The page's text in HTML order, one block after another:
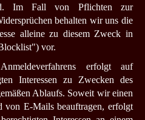
Im Fall von Pflichten zur
behalten wir uns die
alleine zu diesem Zweck in
vor.
erfolgt auf
Interessen zu Zwecken des
Ablaufs. Soweit wir einen
von E-Mails beauftragen, erfolgt